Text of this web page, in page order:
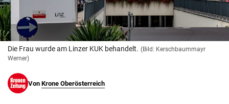
© Krone Multimedia GmbH & Co KG 2026
Muthgasse 2, 1190 Wien
Die Frau wurde am Linzer KUK behandelt. (Bild: Kerschbaummayr
Werner)
Von Krone Oberösterreich